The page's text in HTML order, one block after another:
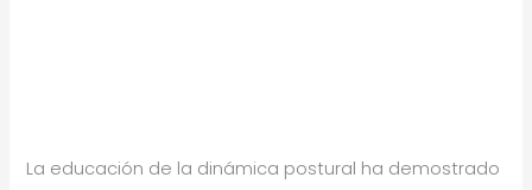
La educación de la dinámica postural ha demostrado